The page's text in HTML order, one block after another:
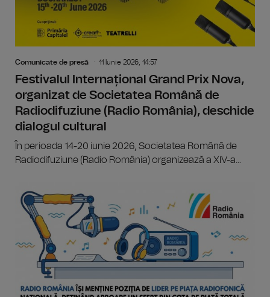
Comunicate de presă 11 Iunie 2026, 14:57
Festivalul Internațional Grand Prix Nova,
organizat de Societatea Română de
Radiodifuziune (Radio România), deschide
dialogul cultural
În perioada 14-20 iunie 2026, Societatea Română de
Radiodifuziune (Radio România) organizează a XIV-a...